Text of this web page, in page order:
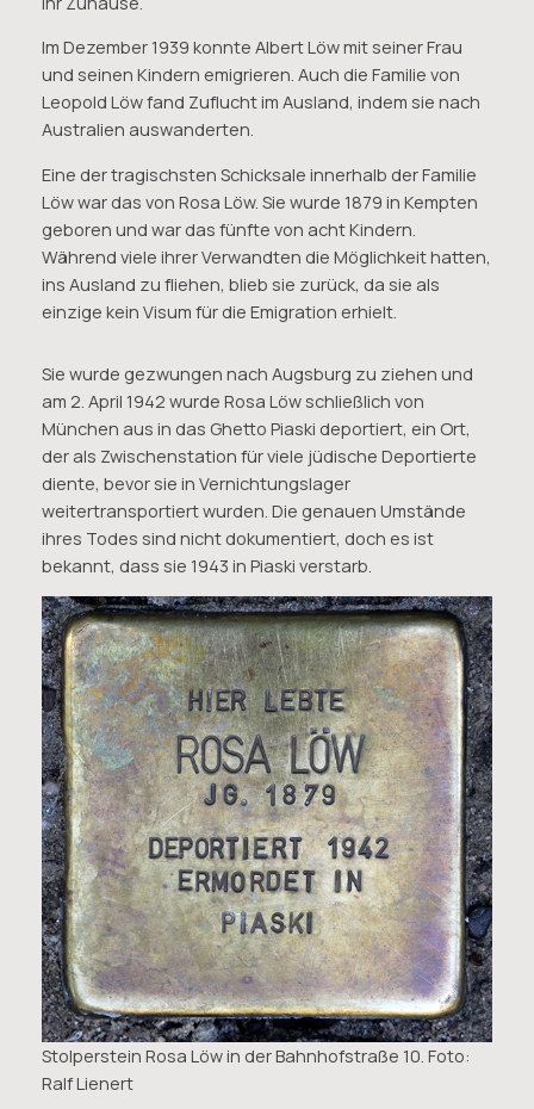
Im Dezember 1939 konnte Albert Löw mit seiner Frau
und seinen Kindern emigrieren. Auch die Familie von
Leopold Löw fand Zuflucht im Ausland, indem sie nach
Australien auswanderten.
Eine der tragischsten Schicksale innerhalb der Familie
Löw war das von Rosa Löw. Sie wurde 1879 in Kempten
geboren und war das fünfte von acht Kindern.
Während viele ihrer Verwandten die Möglichkeit hatten,
ins Ausland zu fliehen, blieb sie zurück, da sie als
einzige kein Visum für die Emigration erhielt.
Sie wurde gezwungen nach Augsburg zu ziehen und
am 2. April 1942 wurde Rosa Löw schließlich von
München aus in das Ghetto Piaski deportiert, ein Ort,
der als Zwischenstation für viele jüdische Deportierte
diente, bevor sie in Vernichtungslager
weitertransportiert wurden. Die genauen Umstände
ihres Todes sind nicht dokumentiert, doch es ist
bekannt, dass sie 1943 in Piaski verstarb.
Stolperstein Rosa Löw in der Bahnhofstraße 10. Foto:
Ralf Lienert